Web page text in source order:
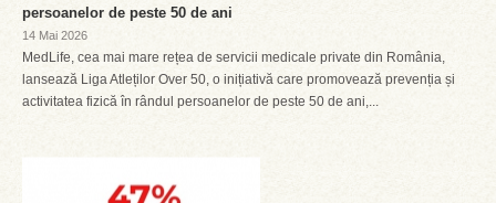
persoanelor de peste 50 de ani
14 Mai 2026
MedLife, cea mai mare rețea de servicii medicale private din România,
lansează Liga Atleților Over 50, o inițiativă care promovează prevenția și
activitatea fizică în rândul persoanelor de peste 50 de ani,...